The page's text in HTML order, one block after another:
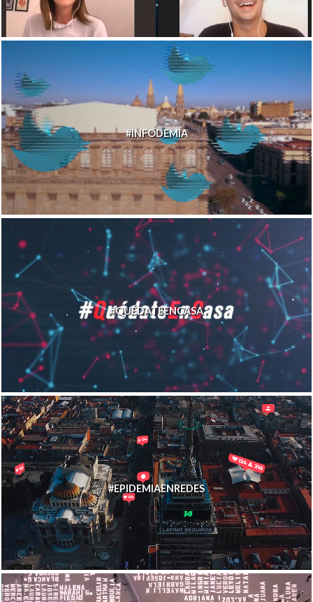
#INFODEMIA
#QUÉDATEENCASA
#EPIDEMIAENREDES